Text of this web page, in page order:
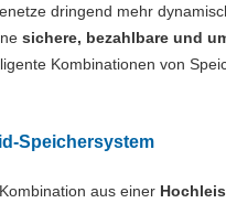
dringend mehr
sichere, bezahlbare und
Kombinationen von
Speichersystem
aus einer